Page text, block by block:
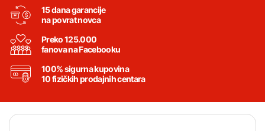
15 dana garancije
na povrat novca
Preko 125.000
fanova na Facebooku
100% sigurna kupovina
10 fizičkih prodajnih centara